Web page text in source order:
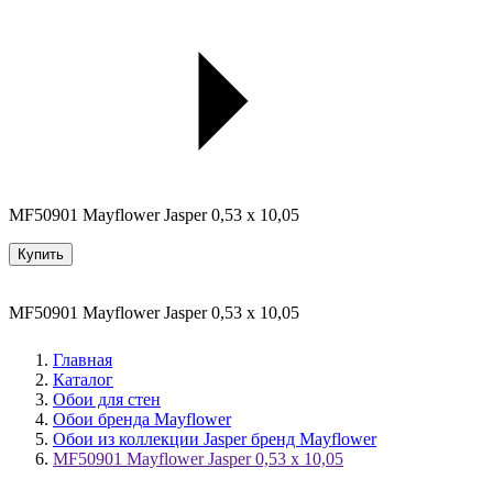
MF50901 Mayflower Jasper 0,53 x 10,05
Купить
MF50901 Mayflower Jasper 0,53 x 10,05
Главная
Каталог
Обои для стен
Обои бренда Mayflower
Обои из коллекции Jasper бренд Mayflower
MF50901 Mayflower Jasper 0,53 x 10,05